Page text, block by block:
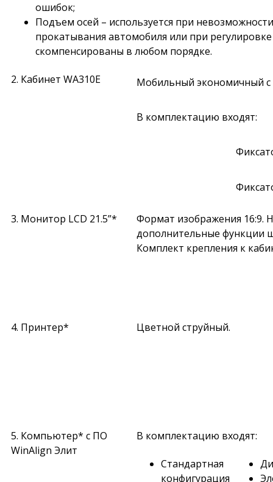
ошибок;
Подъем осей – используется при
прокатывания автомобиля или при
скомпенсированы в любом порядке.
2. Кабинет WA310E Мобильный экономичный с
В комплектацию входят:
3. Монитор LCD 21.5”*
Формат изображения 16:9.
дополнительные функции
Комплект крепления к
4. Принтер* Цветной струйный.
5. Компьютер* с ПО
WinAlign Элит
В комплектацию входят:
Стандартная
конфигурация